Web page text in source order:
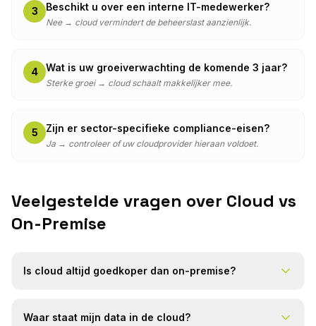
3 Beschikt u over een interne IT-medewerker?
Nee → cloud vermindert de beheerslast aanzienlijk.
4 Wat is uw groeiverwachting de komende 3 jaar?
Sterke groei → cloud schaalt makkelijker mee.
5 Zijn er sector-specifieke compliance-eisen?
Ja → controleer of uw cloudprovider hieraan voldoet.
Veelgestelde vragen over Cloud vs
On-Premise
Is cloud altijd goedkoper dan on-premise?
Waar staat mijn data in de cloud?